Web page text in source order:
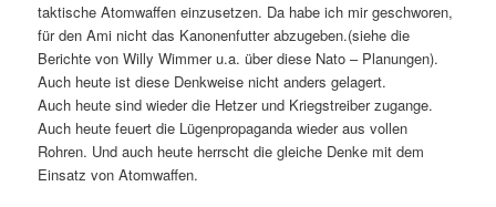
taktische Atomwaffen einzusetzen. Da habe ich mir geschworen,
für den Ami nicht das Kanonenfutter abzugeben.(siehe die
Berichte von Willy Wimmer u.a. über diese Nato – Planungen).
Auch heute ist diese Denkweise nicht anders gelagert.
Auch heute sind wieder die Hetzer und Kriegstreiber zugange.
Auch heute feuert die Lügenpropaganda wieder aus vollen
Rohren. Und auch heute herrscht die gleiche Denke mit dem
Einsatz von Atomwaffen.